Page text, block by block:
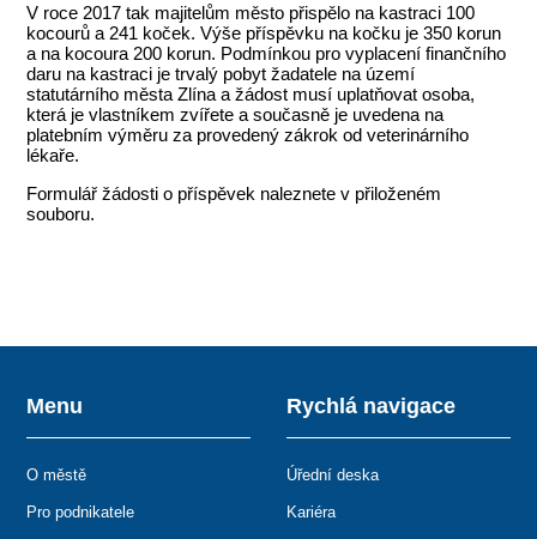
V roce 2017 tak majitelům město přispělo na kastraci 100
kocourů a 241 koček. Výše příspěvku na kočku je 350 korun
a na kocoura 200 korun. Podmínkou pro vyplacení finančního
daru na kastraci je trvalý pobyt žadatele na území
statutárního města Zlína a žádost musí uplatňovat osoba,
která je vlastníkem zvířete a současně je uvedena na
platebním výměru za provedený zákrok od veterinárního
lékaře.
Formulář žádosti o příspěvek naleznete v přiloženém
souboru.
Menu
O městě
Pro podnikatele
Rychlá navigace
Úřední deska
Kariéra